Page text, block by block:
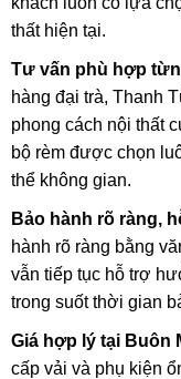
thất hiện tại.
Tư vấn phù hợp
hàng đại trà, Thanh
phong cách nội thất
bộ rèm được chọn
thể không gian.
Bảo hành rõ ràng,
hành rõ ràng bằng
vẫn tiếp tục hỗ trợ
trong suốt thời gian
Giá hợp lý tại Buôn
cấp vải và phụ kiện